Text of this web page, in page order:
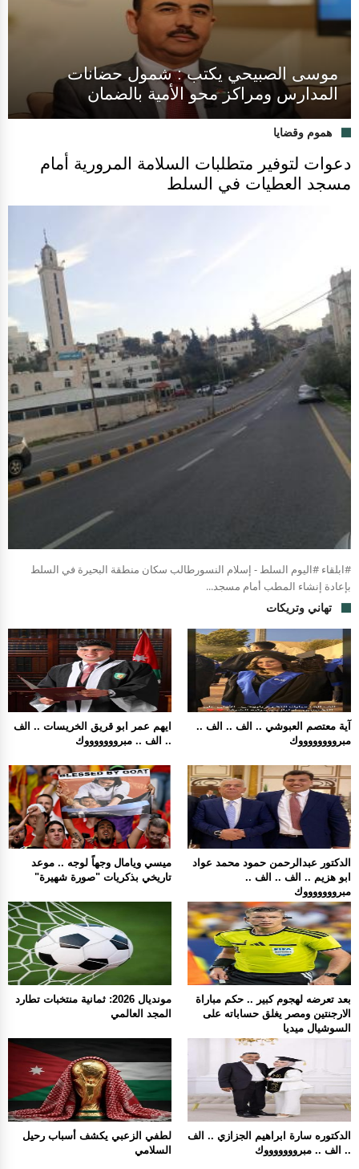
موسى الصبيحي يكتب : شمول حضانات
المدارس ومراكز محو الأمية بالضمان
هموم وقضايا
دعوات لتوفير متطلبات السلامة المرورية أمام
مسجد العطيات في السلط
#ابلقاء #اليوم السلط - إسلام النسورطالب سكان منطقة البحيرة في السلط
بإعادة إنشاء المطب أمام مسجد...
تهاني وتريكات
ايهم عمر ابو قريق الخريسات .. الف
.. الف .. مبروووووووك
آية معتصم العبوشي .. الف .. الف ..
مبرووووووووك
ميسي ويامال وجهاً لوجه .. موعد
تاريخي بذكريات "صورة شهيرة"
الدكتور عبدالرحمن حمود محمد عواد
ابو هزيم .. الف .. الف ..
مبروووووووك
مونديال 2026: ثمانية منتخبات تطارد
المجد العالمي
بعد تعرضه لهجوم كبير .. حكم مباراة
الارجنتين ومصر يغلق حساباته على
السوشيال ميديا
لطفي الزعبي يكشف أسباب رحيل
السلامي
الدكتوره سارة ابراهيم الجزازي .. الف
.. الف .. مبروووووووك